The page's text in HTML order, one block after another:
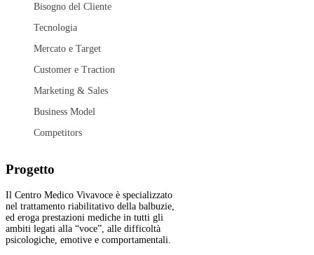
Bisogno del Cliente
Tecnologia
Mercato e Target
Customer e Traction
Marketing & Sales
Business Model
Competitors
Progetto
Il Centro Medico Vivavoce è specializzato
nel trattamento riabilitativo della balbuzie,
ed eroga prestazioni mediche in tutti gli
ambiti legati alla “voce”, alle difficoltà
psicologiche, emotive e comportamentali.